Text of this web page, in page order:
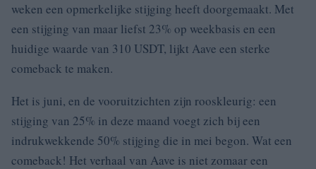
weken een opmerkelijke stijging heeft doorgemaakt. Met
een stijging van maar liefst 23% op weekbasis en een
huidige waarde van 310 USDT, lijkt Aave een sterke
comeback te maken.
Het is juni, en de vooruitzichten zijn rooskleurig: een
stijging van 25% in deze maand voegt zich bij een
indrukwekkende 50% stijging die in mei begon. Wat een
comeback! Het verhaal van Aave is niet zomaar een